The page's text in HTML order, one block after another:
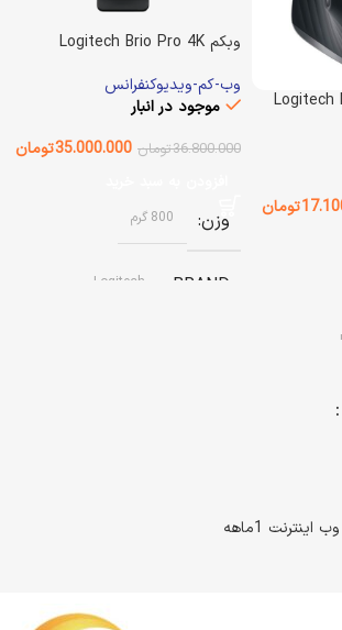
تومان
وبکم Logitech Brio Pro 4K
وب-کم-ویدیوکنفرانس
موجود در انبار
36.800.000تومان 35.000.000تومان
وزن 800 گرم
BRAND
Logitech